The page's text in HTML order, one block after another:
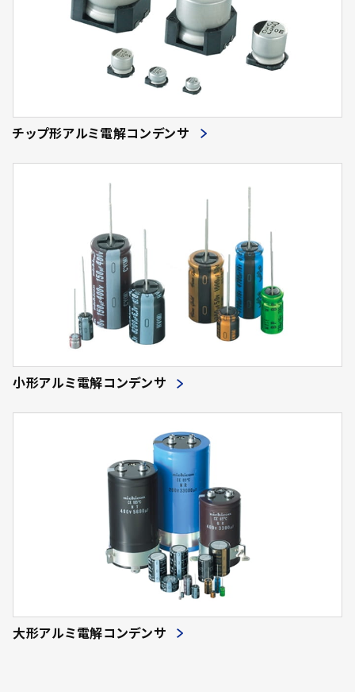
チップ形アルミ電解コンデンサ
小形アルミ電解コンデンサ
大形アルミ電解コンデンサ